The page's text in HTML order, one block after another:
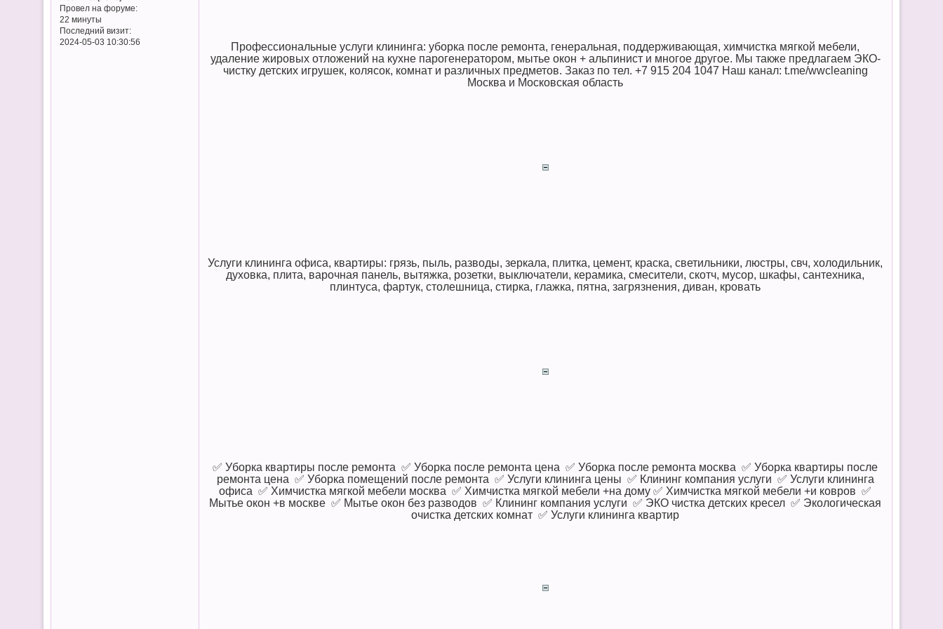
Провел на форуме:
22 минуты
Последний визит:
2024-05-03 10:30:56
Профессиональные услуги клининга: уборка после ремонта, генеральная, поддерживающая, химчистка мягкой мебели,
удаление жировых отложений на кухне парогенератором, мытье окон + альпинист и многое другое. Мы также предлагаем ЭКО-
чистку детских игрушек, колясок, комнат и различных предметов. Заказ по тел. +7 915 204 1047 Наш канал: t.me/wwcleaning
Москва и Московская область
Услуги клининга офиса, квартиры: грязь, пыль, разводы, зеркала, плитка, цемент, краска, светильники, люстры, свч, холодильник,
духовка, плита, варочная панель, вытяжка, розетки, выключатели, керамика, смесители, скотч, мусор, шкафы, сантехника,
плинтуса, фартук, столешница, стирка, глажка, пятна, загрязнения, диван, кровать
✅ Уборка квартиры после ремонта ✅ Уборка после ремонта цена ✅ Уборка после ремонта москва ✅ Уборка квартиры после
ремонта цена ✅ Уборка помещений после ремонта ✅ Услуги клининга цены ✅ Клининг компания услуги ✅ Услуги клининга
офиса ✅ Химчистка мягкой мебели москва ✅ Химчистка мягкой мебели +на дому ✅ Химчистка мягкой мебели +и ковров ✅
Мытье окон +в москве ✅ Мытье окон без разводов ✅ Клининг компания услуги ✅ ЭКО чистка детских кресел ✅ Экологическая
очистка детских комнат ✅ Услуги клининга квартир